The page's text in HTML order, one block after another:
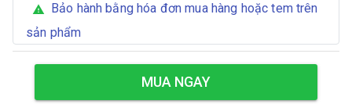
warning
Bảo hành bằng hóa đơn mua hàng hoặc tem trên
sản phẩm
MUA NGAY